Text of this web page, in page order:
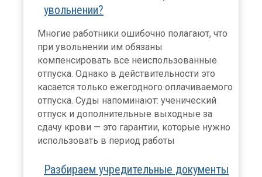
увольнении?
Многие работники ошибочно полагают, что
при увольнении им обязаны
компенсировать все неиспользованные
отпуска. Однако в действительности это
касается только ежегодного оплачиваемого
отпуска. Суды напоминают: ученический
отпуск и дополнительные выходные за
сдачу крови — это гарантии, которые нужно
использовать в период работы
Разбираем учредительные документы